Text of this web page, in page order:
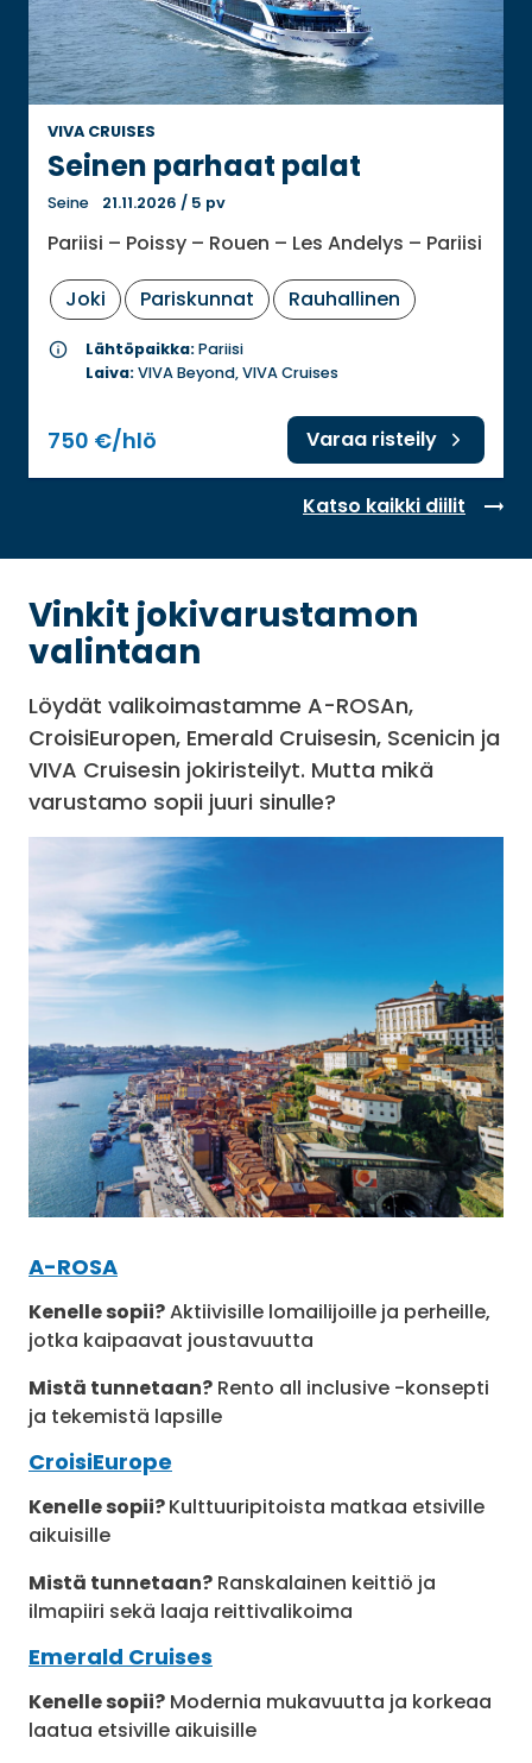
VIVA CRUISES
Seinen parhaat palat
Seine 21.11.2026 / 5 pv
Pariisi – Poissy – Rouen – Les Andelys – Pariisi
Joki Pariskunnat Rauhallinen
info Lähtöpaikka:Pariisi
Laiva:VIVA Beyond, VIVA Cruises
750 €/hlö Varaa risteily
Katso kaikki diilit
Vinkit jokivarustamon
valintaan
Löydät valikoimastamme A-ROSAn,
CroisiEuropen, Emerald Cruisesin, Scenicin ja
VIVA Cruisesin jokiristeilyt. Mutta mikä
varustamo sopii juuri sinulle?
A-ROSA
Kenelle sopii?Aktiivisille lomailijoille ja perheille,
jotka kaipaavat joustavuutta
Mistä tunnetaan? Rento all inclusive -konsepti
ja tekemistä lapsille
CroisiEurope
Kenelle sopii?Kulttuuripitoista matkaa etsiville
aikuisille
Mistä tunnetaan? Ranskalainen keittiö ja
ilmapiiri sekä laaja reittivalikoima
Emerald Cruises
Kenelle sopii? Modernia mukavuutta ja korkeaa
laatua etsiville aikuisille